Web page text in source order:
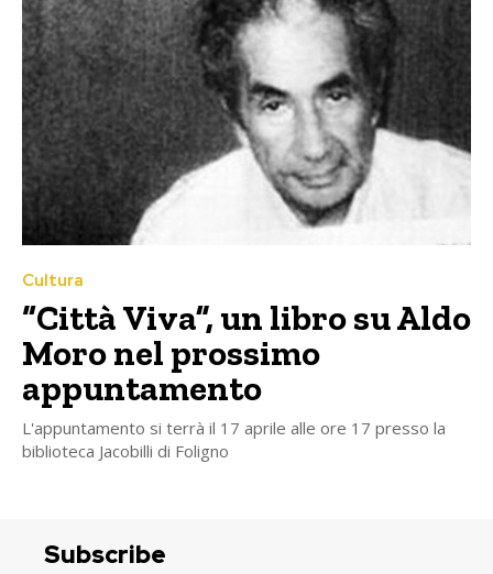
Cultura
“Città Viva”, un libro su Aldo
Moro nel prossimo
appuntamento
L'appuntamento si terrà il 17 aprile alle ore 17 presso la
biblioteca Jacobilli di Foligno
Subscribe